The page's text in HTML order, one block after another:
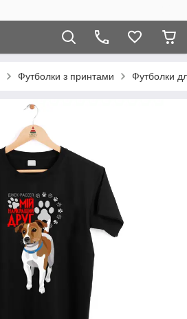
Футболки з принтами Футболки